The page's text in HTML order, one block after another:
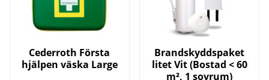
Cederroth Första
hjälpen väska Large
Brandskyddspaket
litet Vit (Bostad < 60
m², 1 sovrum)